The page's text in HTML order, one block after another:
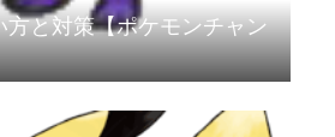
方と対策【ポケモンチャン